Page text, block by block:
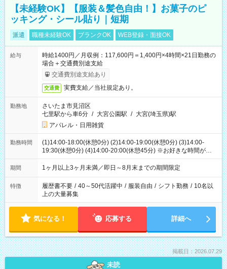
【未経験OK】【服装＆髪色自由！】お菓子のピ
ッキング・シール貼り｜短期
派遣 職種未経験OK ブランクOK WEB登録・面接OK
給与
時給1400円／月収例：117,600円＝1,400円×4時間×21日勤務の
場合＋交通費別途支給
交通費別途支給あり
交通費 実費支給／当社規定あり。
勤務地
さいたま市見沼区
七里駅から車6分 / 大宮公園駅 / 大宮(埼玉県)駅
アパレル・日用雑貨
勤務時間
(1)14:00-18:00(休憩0分) (2)14:00-19:00(休憩0分) (3)14:00-
19:30(休憩0分) (4)14:00-20:00(休憩45分) ※お好きな時間が選べ
ます
期間 1ヶ月以上3ヶ月未満／即日～8月末までの期間限定
特徴 履歴書不要 / 40～50代活躍中 / 服装自由 / シフト勤務 / 10名以
上の大量募集
気になる！ 応募する 詳細へ
掲載日：2026.07.29
未読